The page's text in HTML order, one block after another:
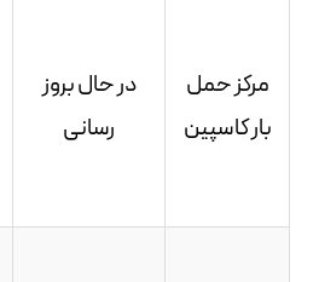
مرکز حمل
بار کاسپین
در حال بروز
رسانی